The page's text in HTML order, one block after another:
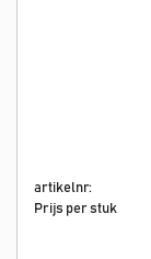
artikelnr:
Prijs per stuk